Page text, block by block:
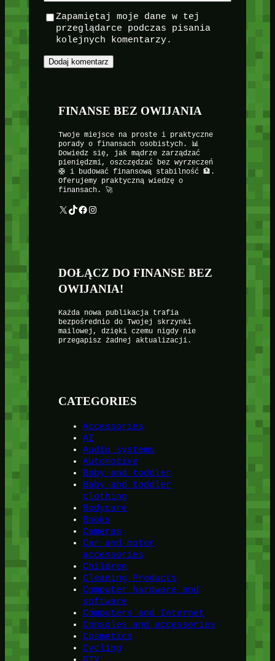
Zapamiętaj moje dane w tej
przeglądarce podczas pisania
kolejnych komentarzy.
FINANSE BEZ OWIJANIA
Twoje miejsce na proste i praktyczne
porady o finansach osobistych. 📊
Dowiedz się, jak mądrze zarządzać
pieniędzmi, oszczędzać bez wyrzeczeń
🛟 i budować finansową stabilność 🏦.
Oferujemy praktyczną wiedzę o
finansach. 🚀
X TikTok Facebook Instagram
DOŁĄCZ DO FINANSE BEZ
OWIJANIA!
Każda nowa publikacja trafia
bezpośrednio do Twojej skrzynki
mailowej, dzięki czemu nigdy nie
przegapisz żadnej aktualizacji.
CATEGORIES
Accessories
AI
Audio systems
Automotive
Baby and toddler
Baby and toddler
clothing
Bodycare
Books
Cameras
Car and motor
accessories
Children
Cleaning Products
Computer hardware and
software
Computers and Internet
Consoles and accessories
Cosmetics
Cycling